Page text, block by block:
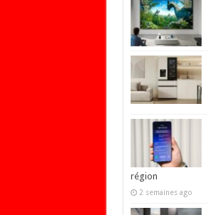
région
2 semaines ago